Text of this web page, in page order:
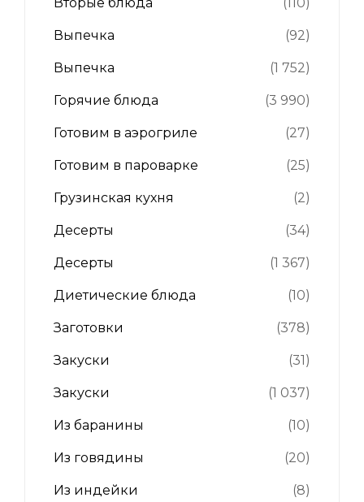
Выпечка (92)
Выпечка (1 752)
Горячие блюда (3 990)
Готовим в аэрогриле (27)
Готовим в пароварке (25)
Грузинская кухня (2)
Десерты (34)
Десерты (1 367)
Диетические блюда (10)
Заготовки (378)
Закуски (31)
Закуски (1 037)
Из баранины (10)
Из говядины (20)
Из индейки (8)